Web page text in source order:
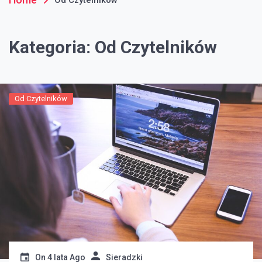
Kategoria: Od Czytelników
Od Czytelników
On 4 lata Ago Sieradzki